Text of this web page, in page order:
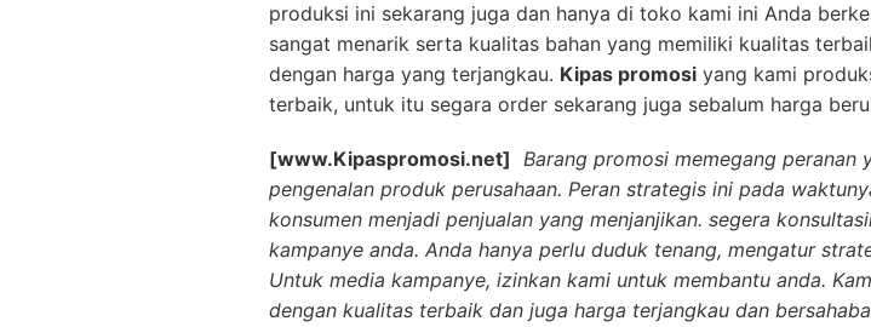
produksi ini sekarang juga dan hanya di toko kami ini Anda
sangat menarik serta kualitas bahan yang memiliki kualitas
dengan harga yang terjangkau. Kipas promosi yang kami
terbaik, untuk itu segara order sekarang juga sebalum harga
[www.Kipaspromosi.net] Barang promosi memegang peranan
pengenalan produk perusahaan. Peran strategis ini pada
konsumen menjadi penjualan yang menjanjikan. segera
kampanye anda. Anda hanya perlu duduk tenang, mengatur
Untuk media kampanye, izinkan kami untuk membantu anda.
dengan kualitas terbaik dan juga harga terjangkau dan